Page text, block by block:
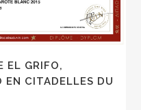
EL GRIFO,
EN CITADELLES DU